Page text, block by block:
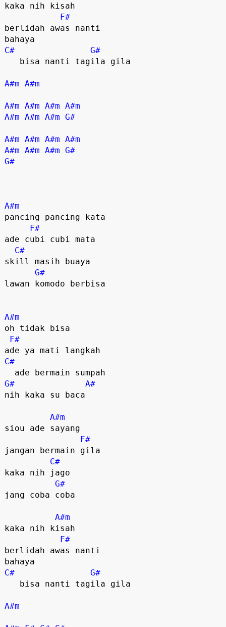
kaka nih kisah
F#
berlidah awas nanti
C#
G#
A#m A#m
A#m A#m A#m A#m
A#m A#m A#m G#
A#m A#m A#m A#m
A#m A#m A#m G#
G#
A#m
pancing pancing kata
F#
ade cubi cubi mata
C#
skill masih buaya
G#
lawan komodo berbisa
A#m
oh tidak bisa
F#
C#
G#
A#
nih kaka su baca
A#m
siou ade sayang
F#
jangan bermain gila
C#
kaka nih jago
G#
jang coba coba
A#m
kaka nih kisah
F#
berlidah awas nanti
C#
G#
A#m